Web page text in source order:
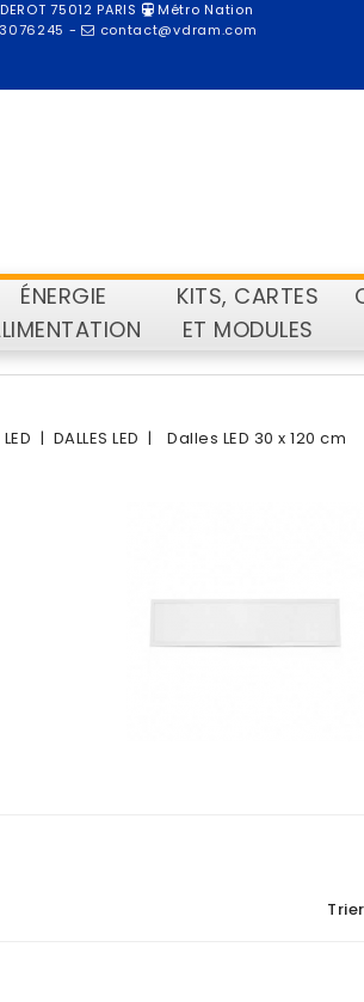
75012 PARIS
Métro Nation
- contact@vdram.com
ÉNERGIE
KITS, CARTES
ET MODULES
DALLES LED Dalles LED 30 x 120 cm